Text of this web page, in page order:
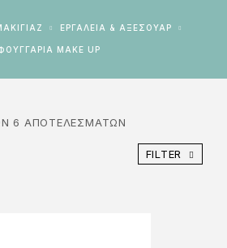
ΜΑΚΙΓΙΑΖ ΕΡΓΑΛΕΊΑ & ΑΞΕΣΟΥΆΡ
MAKE UP
6 ΑΠΟΤΕΛΕΣΜΆΤΩΝ
FILTER